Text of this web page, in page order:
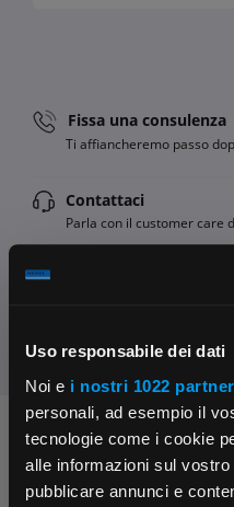
Uso responsabile dei dati
Noi e i nostri 1022 partner
personali, ad esempio il
tecnologie come i cookie
alle informazioni sul
pubblicare annunci e
Fissa una consulenza
Ti affiancheremo passo
Contattaci
Parla con il customer care
Condividi:
Chiedi ai nostri